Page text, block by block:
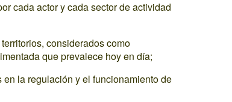
cada actor y cada sector de actividad
considerados como
que prevalece hoy en día;
la regulación y el funcionamiento de